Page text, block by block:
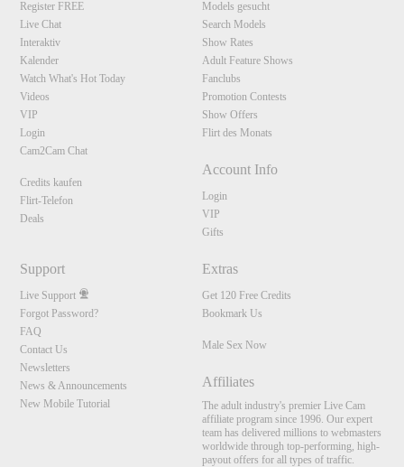
Register FREE
Live Chat
Interaktiv
Kalender
Watch What's Hot Today
Videos
VIP
Login
Cam2Cam Chat
Credits kaufen
Flirt-Telefon
Deals
Models gesucht
Search Models
Show Rates
Adult Feature Shows
Fanclubs
Promotion Contests
Show Offers
Flirt des Monats
Account Info
Login
VIP
Gifts
Support
Live Support
Forgot Password?
FAQ
Contact Us
Newsletters
News & Announcements
New Mobile Tutorial
Extras
Get 120 Free Credits
Bookmark Us
Male Sex Now
Affiliates
The adult industry's premier Live Cam
affiliate program since 1996. Our expert
team has delivered millions to webmasters
worldwide through top-performing, high-
payout offers for all types of traffic.